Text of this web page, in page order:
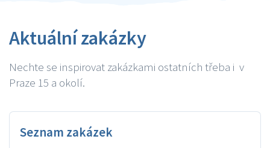
Aktuální zakázky
Nechte se inspirovat zakázkami ostatních třeba i v
Praze 15 a okolí.
Seznam zakázek